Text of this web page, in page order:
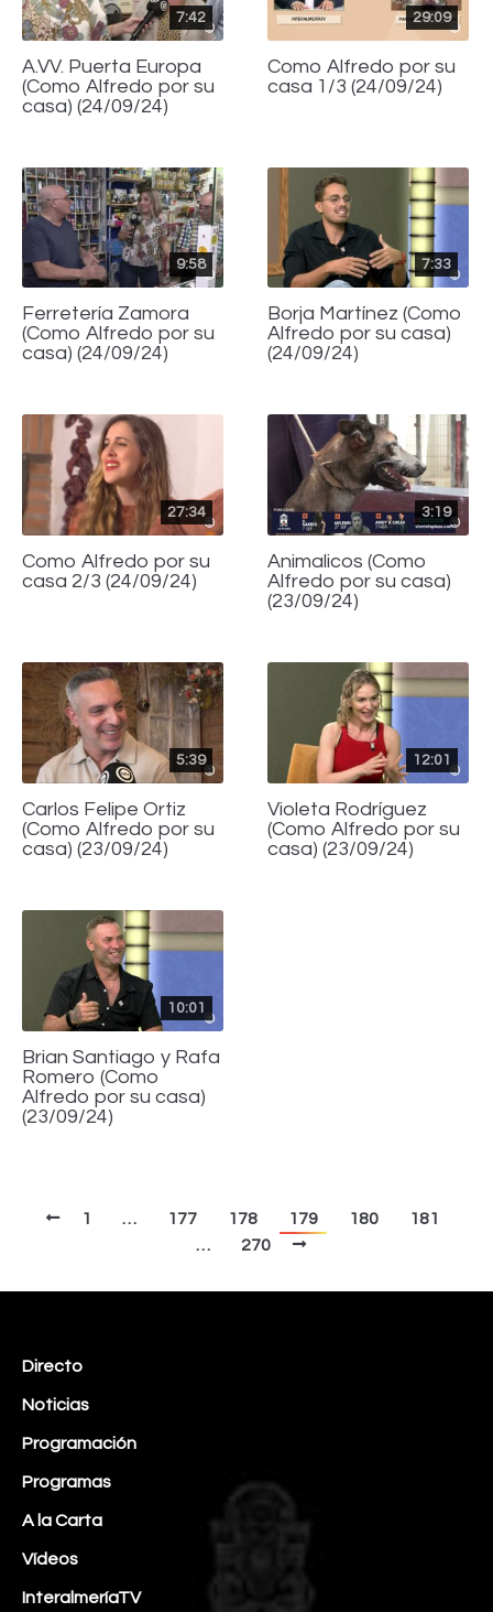
7:42
A.VV. Puerta Europa
(Como Alfredo por su
casa) (24/09/24)
29:09
Como Alfredo por su
casa 1/3 (24/09/24)
9:58
Ferretería Zamora
(Como Alfredo por su
casa) (24/09/24)
7:33
Borja Martínez (Como
Alfredo por su casa)
(24/09/24)
27:34
Como Alfredo por su
casa 2/3 (24/09/24)
3:19
Animalicos (Como
Alfredo por su casa)
(23/09/24)
5:39
Carlos Felipe Ortiz
(Como Alfredo por su
casa) (23/09/24)
12:01
Violeta Rodríguez
(Como Alfredo por su
casa) (23/09/24)
10:01
Brian Santiago y Rafa
Romero (Como
Alfredo por su casa)
(23/09/24)
1 … 177 178 179 180
181
…
270
Directo
Noticias
Programación
Programas
A la Carta
Vídeos
InteralmeríaTV